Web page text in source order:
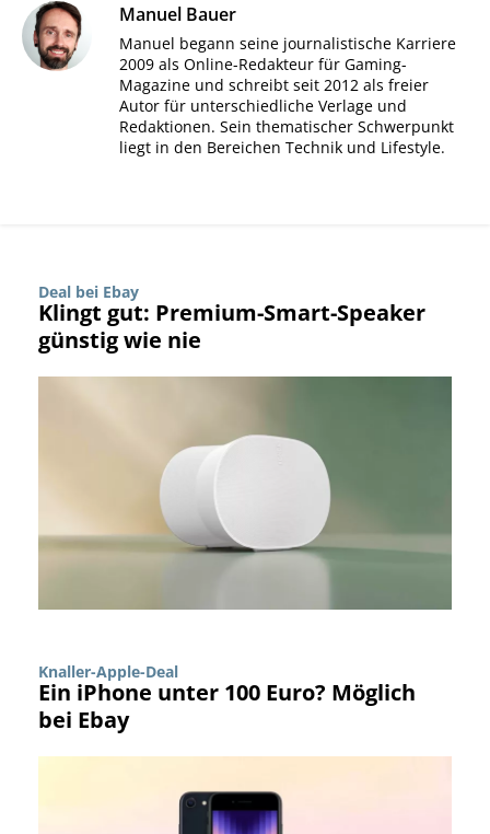
Manuel Bauer
Manuel begann seine journalistische Karriere
2009 als Online-Redakteur für Gaming-
Magazine und schreibt seit 2012 als freier
Autor für unterschiedliche Verlage und
Redaktionen. Sein thematischer Schwerpunkt
liegt in den Bereichen Technik und Lifestyle.
Deal bei Ebay
Klingt gut: Premium-Smart-Speaker
günstig wie nie
Knaller-Apple-Deal
Ein iPhone unter 100 Euro? Möglich
bei Ebay